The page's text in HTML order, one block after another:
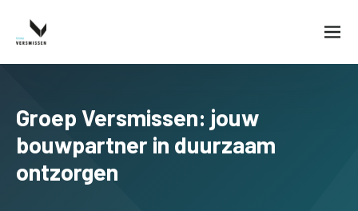
Groep Versmissen: jouw
bouwpartner in duurzaam
ontzorgen